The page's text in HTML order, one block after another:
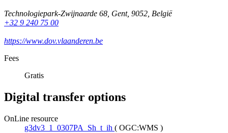
Technologiepark-Zwijnaarde 68, Gent, 9052, België
+32 9 240 75 00
https://www.dov.vlaanderen.be
Fees
Gratis
Digital transfer options
OnLine resource
g3dv3_1_0307PA_Sh_t_ih ( OGC:WMS )